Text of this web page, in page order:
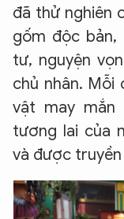
đã thử nghiên
gốm độc bản,
tư, nguyện
chủ nhân. Mỗi
vật may
tương lai của
và được